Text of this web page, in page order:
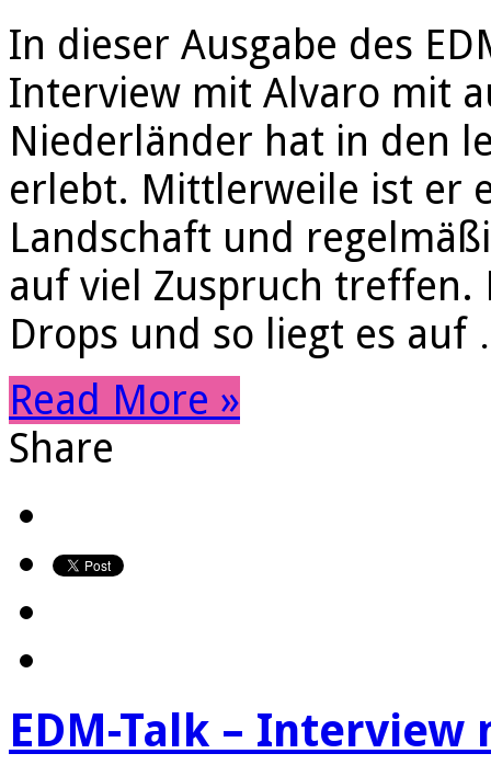
In dieser Ausgabe des
Interview mit Alvaro mit
Niederländer hat in den
erlebt. Mittlerweile ist er
Landschaft und
auf viel Zuspruch
Drops und so liegt es
Read More »
Share
EDM-Talk – Interview